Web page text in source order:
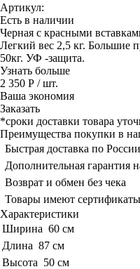
Артикул:
Есть в наличии
Черная с красными
Легкий вес 2,5 кг. Большие
50кг. УФ -защита.
Узнать больше
2 350 Р / шт.
Ваша экономия
Заказать
*сроки доставки товара
Преимущества покупки в
Быстрая доставка по России
Дополнительная гарантия
Возврат и обмен без чека
Товары имеют сертификаты
Характеристики
Ширина 60 см
Длина 87 см
Высота 50 см